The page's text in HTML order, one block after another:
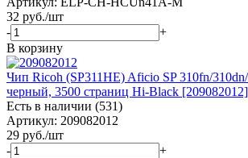
32 руб./шт
-
+
В корзину
Чип Ricoh (SP311HE) Aficio SP 310fn/
черный, 3500 страниц Hi-Black [209082012]
Есть в наличии (531)
Артикул: 209082012
29 руб./шт
-
+